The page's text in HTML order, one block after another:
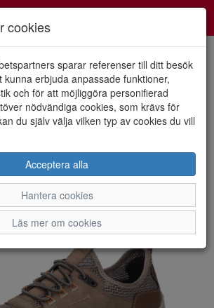
cookies
sparar referenser till ditt besök
erbjuda anpassade funktioner,
och för att möjliggöra personifierad
nödvändiga cookies, som krävs för
du själv välja vilken typ av cookies du vill
Acceptera alla
Hantera cookies
Läs mer om cookies